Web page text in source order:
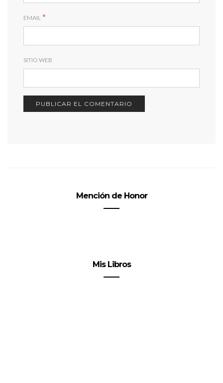
EMAIL *
SITIO WEB
Mención de Honor
Mis Libros